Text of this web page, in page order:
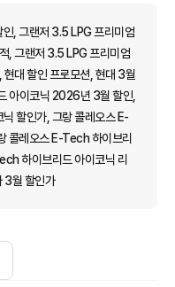
, 그랜저 3.5 LPG 프리미엄
, 그랜저 3.5 LPG 프리미엄
대 할인 프로모션, 현대 3월
아이코닉 2026년 3월 할인,
할인가, 그랑 콜레오스 E-
콜레오스 E-Tech 하이브리
하이브리드 아이코닉 리
3월 할인가